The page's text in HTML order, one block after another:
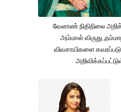
வேளாண் நிதிநிலை
அம்மாள் விருது
விவசாயிகளை